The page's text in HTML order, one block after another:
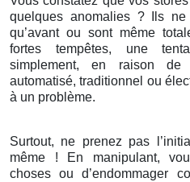
quelques anomalies ? Ils
qu’avant ou sont même
fortes tempêtes, une
simplement, en raison
automatisé, traditionnel ou
à un problème.
Surtout, ne prenez pas
même ! En manipulant,
choses ou d’endommager